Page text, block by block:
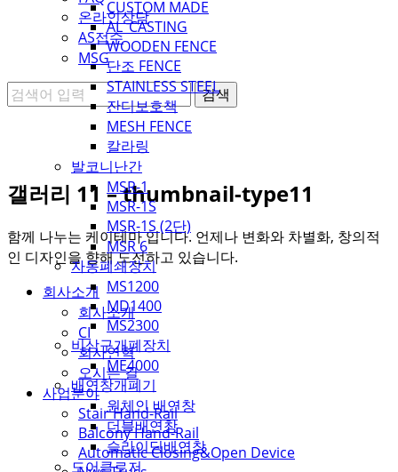
CUSTOM MADE
AL_CASTING
WOODEN FENCE
단조 FENCE
STAINLESS STEEL
잔디보호책
MESH FENCE
칼라링
발코니난간
MSR-1
MSR-1S
MSR-1S (2단)
MSR 6
자동폐쇄장치
MS1200
MD1400
MS2300
비상구개폐장치
ME4000
배연창개폐기
원체인 배연창
더블배연창
슬라이딩배연창
도어클로저
온라인상담
AS접수
MSG
갤러리 11 – thumbnail-type11
함께 나누는 케이테마 입니다. 언제나 변화와 차별화, 창의적
인 디자인을 향해 도전하고 있습니다.
회사소개
회사소개
CI
회사연혁
오시는 길
사업분야
Stair Hand-Rail
Balcony Hand-Rail
Automatic Closing&Open Device